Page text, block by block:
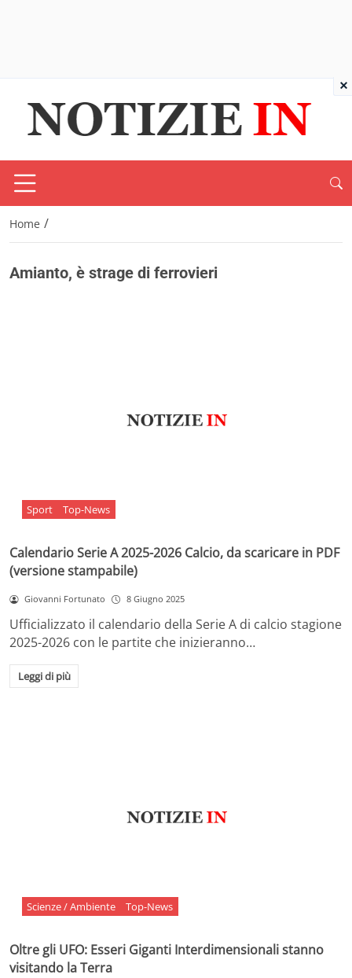
Home /
Amianto, è strage di ferrovieri
Sport Top-News
Calendario Serie A 2025-2026 Calcio, da scaricare in PDF
(versione stampabile)
Giovanni Fortunato 8 Giugno 2025
Ufficializzato il calendario della Serie A di calcio stagione
2025-2026 con le partite che inizieranno…
Leggi di più
Scienze / Ambiente Top-News
Oltre gli UFO: Esseri Giganti Interdimensionali stanno
visitando la Terra
×